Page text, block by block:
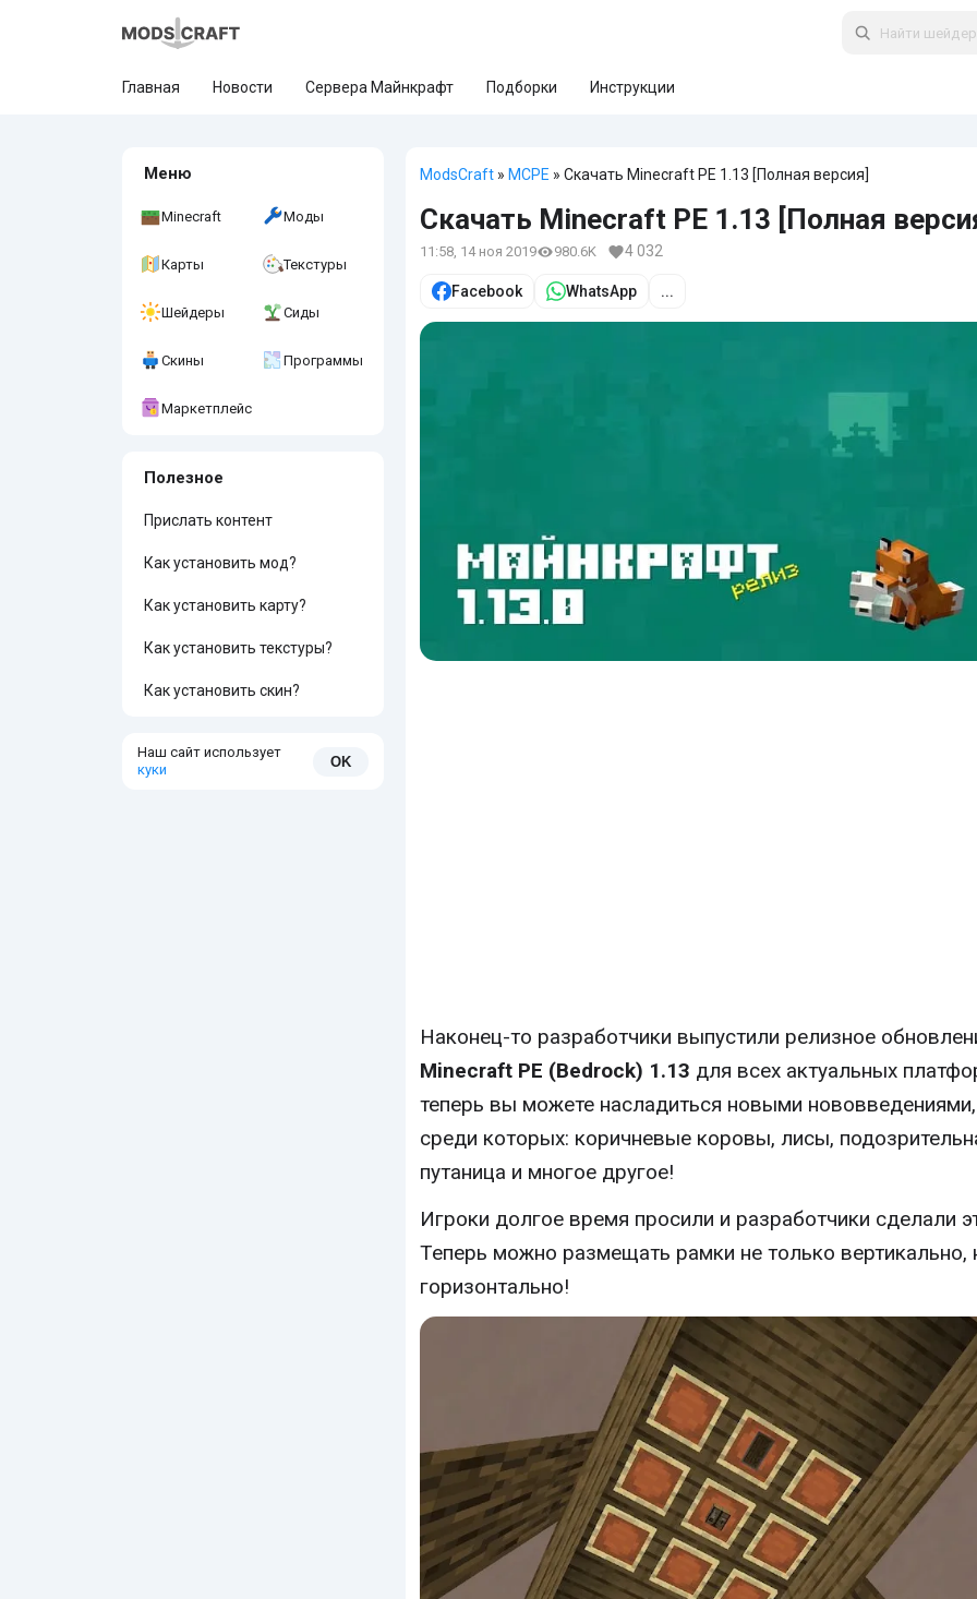
Главная Новости Сервера Майнкрафт Подборки Инструкции
Меню
Minecraft Моды
Карты Текстуры
Шейдеры Сиды
Скины Программы
Маркетплейс
Полезное
Прислать контент
Как установить мод?
Как установить карту?
Как установить текстуры?
Как установить скин?
Наш сайт использует
куки
OK
ModsCraft » MCPE » Скачать Minecraft PE 1.13 [Полная версия]
Скачать Minecraft PE 1.13 [Полная
11:58, 14 ноя 2019 980.6K 4 032
Facebook WhatsApp ...
Наконец-то разработчики выпустили релизное
Minecraft PE (Bedrock) 1.13 для всех актуальных
теперь вы можете насладиться новыми нововведениями,
среди которых: коричневые коровы, лисы,
путаница и многое другое!
Игроки долгое время просили и разработчики сделали
Теперь можно размещать рамки не только вертикально,
горизонтально!